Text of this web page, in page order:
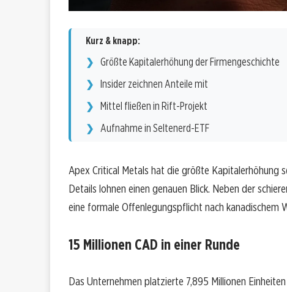
Kurz & knapp:
Größte Kapitalerhöhung der Firmengeschichte
Insider zeichnen Anteile mit
Mittel fließen in Rift-Projekt
Aufnahme in Seltenerd-ETF
Apex Critical Metals hat die größte Kapitalerhöhung
Details lohnen einen genauen Blick. Neben der
eine formale Offenlegungspflicht nach kanadischem
15 Millionen CAD in einer Runde
Das Unternehmen platzierte 7,895 Millionen